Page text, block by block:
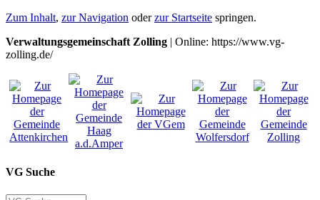
Zum Inhalt, zur Navigation oderzur Startseite springen.
Verwaltungsgemeinschaft Zolling | Online: https://www.vg-
zolling.de/
VG Suche